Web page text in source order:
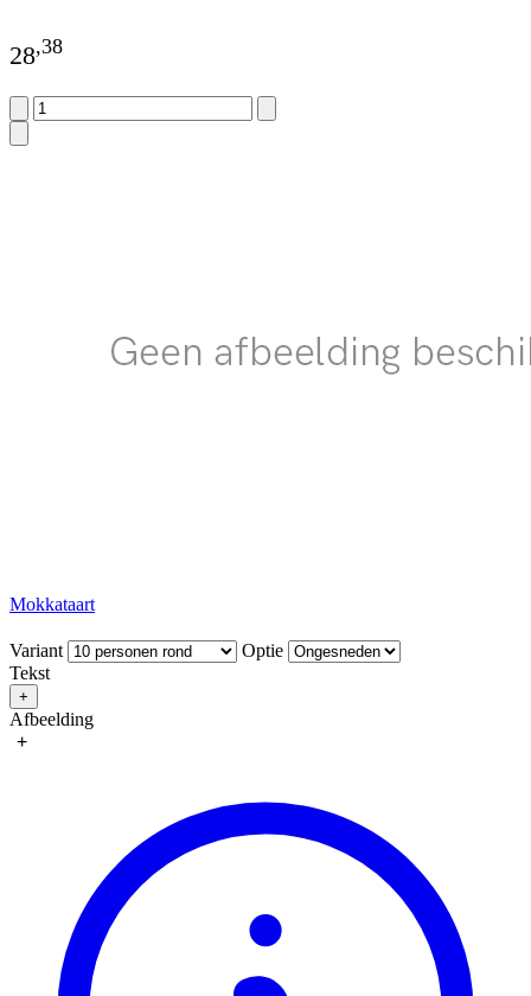
28,38
Mokkataart
Variant
Optie
Tekst
+
Afbeelding
+